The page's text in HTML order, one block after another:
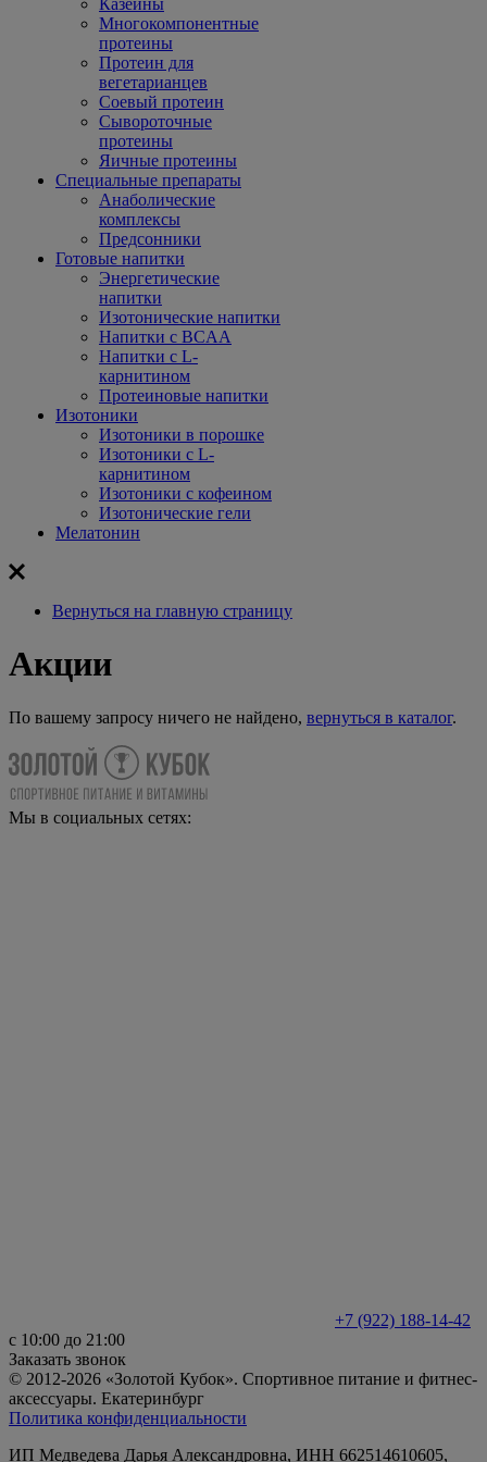
Казеины
Многокомпонентные
протеины
Протеин для
вегетарианцев
Соевый протеин
Сывороточные
протеины
Яичные протеины
Специальные препараты
Анаболические
комплексы
Предсонники
Готовые напитки
Энергетические
напитки
Изотонические напитки
Напитки с BCAA
Напитки с L-
карнитином
Протеиновые напитки
Изотоники
Изотоники в порошке
Изотоники с L-
карнитином
Изотоники с кофеином
Изотонические гели
Мелатонин
Вернуться на главную страницу
Акции
По вашему запросу ничего не найдено, вернуться в каталог.
Мы в социальных сетях:
+7 (922) 188-14-42
с 10:00 до 21:00
Заказать звонок
© 2012-2026 «Золотой Кубок». Спортивное питание и фитнес-
аксессуары. Екатеринбург
Политика конфиденциальности
ИП Медведева Дарья Александровна, ИНН 662514610605,